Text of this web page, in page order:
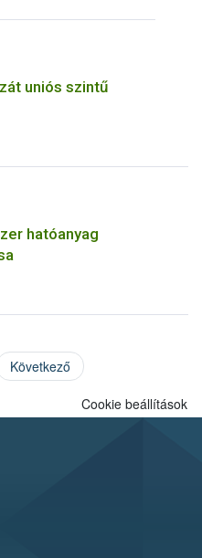
uniós szintű
hatóanyag
Következő
Cookie beállítások